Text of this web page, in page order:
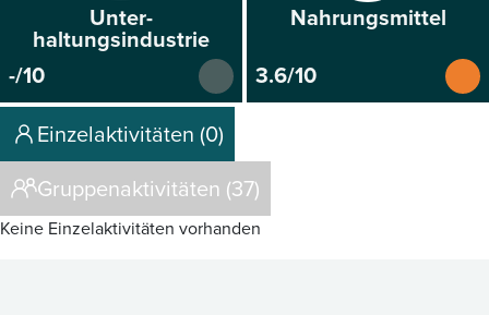
Unter­
haltungsindustrie
-/10
Nahrungs­mittel
3.6/10
Einzelaktivitäten (0)
Gruppenaktivitäten (37)
Keine Einzelaktivitäten vorhanden